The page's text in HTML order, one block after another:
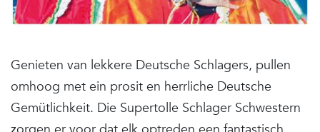
Genieten van lekkere Deutsche Schlagers, pullen
omhoog met ein prosit en herrliche Deutsche
Gemütlichkeit. Die Supertolle Schlager Schwestern